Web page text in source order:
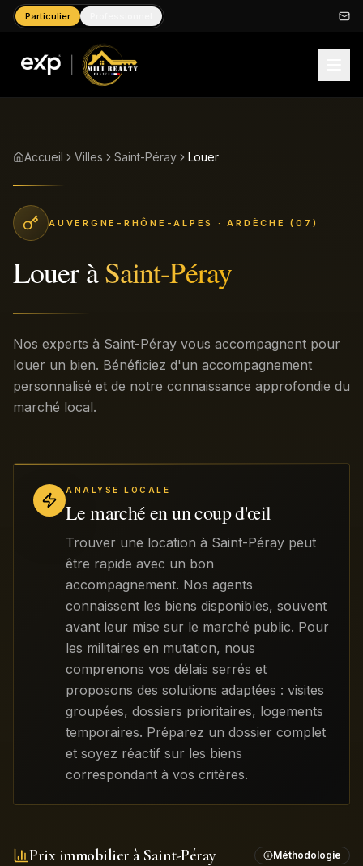
Particulier
Accueil Villes Saint-Péray Louer
AUVERGNE-RHÔNE-ALPES · ARDÈCHE (07)
LoueràSaint-Péray
Nos experts à Saint-Péray vous accompagnent pour
louer un bien. Bénéficiez d'un accompagnement
personnalisé et de notre connaissance approfondie du
marché local.
ANALYSE LOCALE
Le marché en un coup d'œil
Trouver une location à Saint-Péray peut
être rapide avec un bon
accompagnement. Nos agents
connaissent les biens disponibles, souvent
avant leur mise sur le marché public. Pour
les militaires en mutation, nous
comprenons vos délais serrés et
proposons des solutions adaptées : visites
groupées, dossiers prioritaires, logements
temporaires. Préparez un dossier complet
et soyez réactif sur les biens
correspondant à vos critères.
Prix immobilier à Saint-Péray Méthodologie